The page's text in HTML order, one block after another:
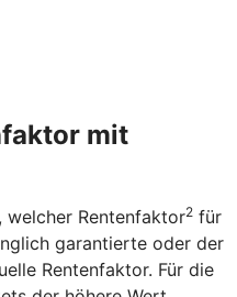
mit
welcher Rentenfaktor2 für
garantierte oder der
Rentenfaktor. Für die